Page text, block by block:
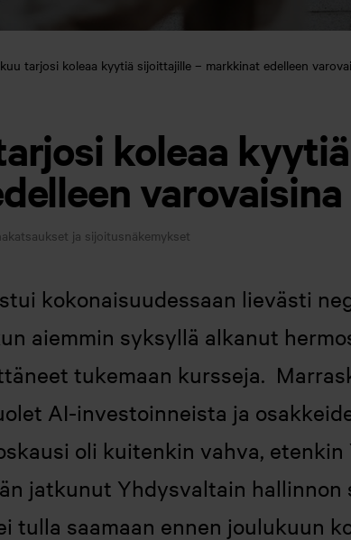
tarjosi koleaa kyytiä sijoittajille – markkinat edelleen
koleaa
varovaisina
ja sijoitusnäkemykset
kokonaisuudessaan lievästi
aiemmin syksyllä alkanut
tukemaan kursseja.
AI-investoinneista ja
oli kuitenkin vahva, etenkin
jatkunut Yhdysvaltain hallinnon
tulla saamaan ennen joulukuun